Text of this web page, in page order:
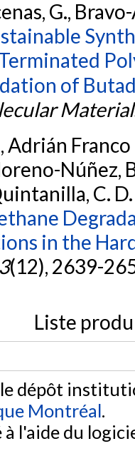
G.,
of
Adrián
Núñez,
C.
in the
(12), 2639-
Liste
dépôt
Montréal.
à l'aide du